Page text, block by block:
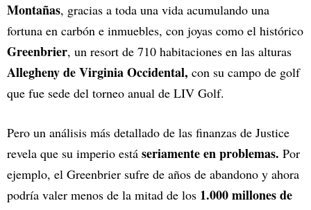
Montañas, gracias a toda una vida acumulando una
fortuna en carbón e inmuebles, con joyas como el histórico
Greenbrier, un resort de 710 habitaciones en las alturas
Allegheny de Virginia Occidental, con su campo de golf
que fue sede del torneo anual de LIV Golf.
Pero un análisis más detallado de las finanzas de Justice
revela que su imperio está seriamente en problemas. Por
ejemplo, el Greenbrier sufre de años de abandono y ahora
podría valer menos de la mitad de los 1.000 millones de